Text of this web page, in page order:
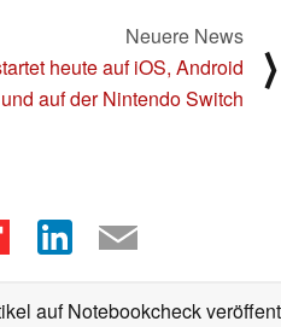
Neuere News
heute auf iOS, Android
und auf der Nintendo Switch
⟩
auf Notebookcheck